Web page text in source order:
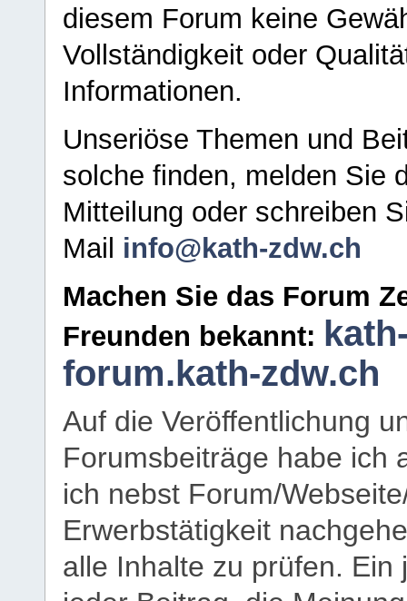
diesem Forum keine
Vollständigkeit oder
Informationen.
Unseriöse Themen und
solche finden, melden Sie
Mitteilung oder schreiben
Mail info@kath-zdw.ch
Machen Sie das Forum
Freunden bekannt:
forum.kath-zdw.ch
Auf die Veröffentlichung
Forumsbeiträge habe ich
ich nebst Forum/
Erwerbstätigkeit
alle Inhalte zu prüfen.